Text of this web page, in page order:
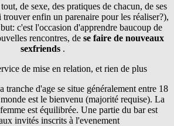
de sexe, des pratiques de chacun, de ses
trouver enfin un parenaire pour les réaliser?),
c'est l'occasion d'apprendre baucoup de
rencontres, de se faire de nouveaux
sexfriends .
de mise en relation, et rien de plus
tranche d'age se situe généralement entre 18
est le bienvenu (majorité requise). La
est équilibrée. Une partie du bar est
invités inscrits à l'evenement